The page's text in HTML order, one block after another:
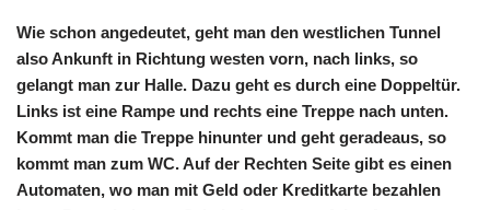
Wie schon angedeutet, geht man den westlichen Tunnel
also Ankunft in Richtung westen vorn, nach links, so
gelangt man zur Halle. Dazu geht es durch eine Doppeltür.
Links ist eine Rampe und rechts eine Treppe nach unten.
Kommt man die Treppe hinunter und geht geradeaus, so
kommt man zum WC. Auf der Rechten Seite gibt es einen
Automaten, wo man mit Geld oder Kreditkarte bezahlen